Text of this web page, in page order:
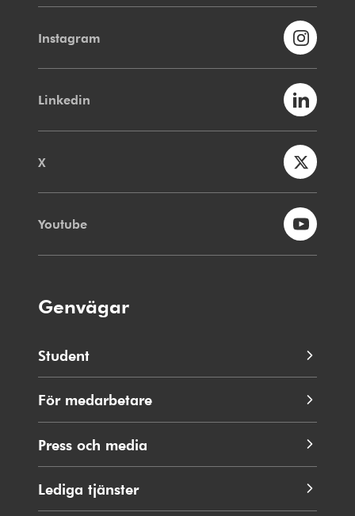
Instagram
Linkedin
X
Youtube
Genvägar
Student
För medarbetare
Press och media
Lediga tjänster